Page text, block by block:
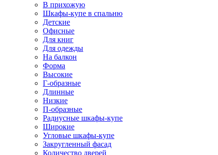
В прихожую
Шкафы-купе в спальню
Детские
Офисные
Для книг
Для одежды
На балкон
Форма
Высокие
Г-образные
Длинные
Низкие
П-образные
Радиусные шкафы-купе
Широкие
Угловые шкафы-купе
Закругленный фасад
Количество дверей